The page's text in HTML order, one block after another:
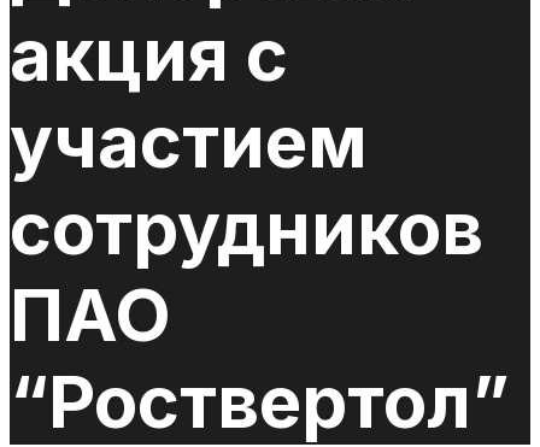
акция с
участием
сотрудников
ПАО
“Роствертол”